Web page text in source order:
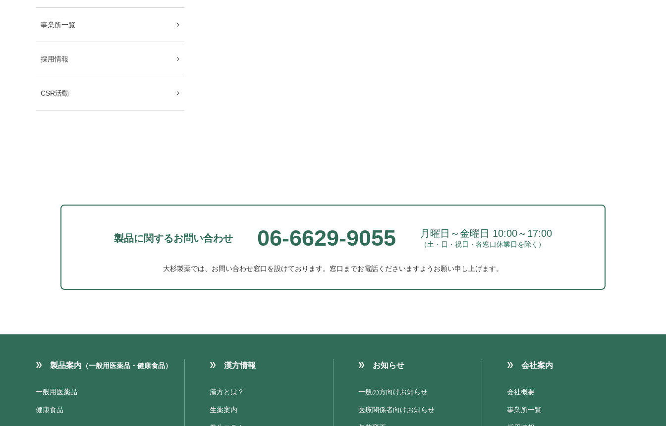
事業所一覧
採用情報
CSR活動
製品に関するお問い合わせ 06-6629-9055 月曜日～金曜日 10:00～17:00
（土・日・祝日・各窓口休業日を除く）
大杉製薬では、お問い合わせ窓口を設けております。 窓口までお電話くださいますようお願い申し上げます。
製品案内 （一般用医薬品・健康食品）
一般用医薬品
健康食品
漢方情報
漢方とは？
生薬案内
お知らせ
一般の方向けお知らせ
医療関係者向けお知らせ
会社案内
会社概要
事業所一覧